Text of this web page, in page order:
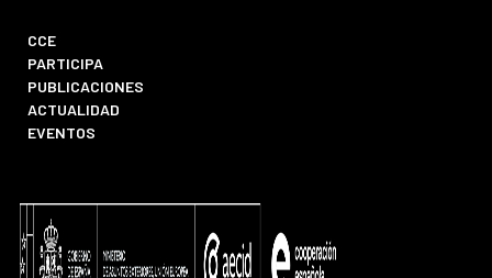
CCE
PARTICIPA
PUBLICACIONES
ACTUALIDAD
EVENTOS